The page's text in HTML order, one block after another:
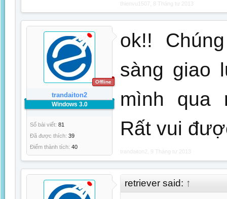
thienvu1507 8 Tháng tư 2013
Offline
trandaiton2
Windows 3.0
Số bài viết: 81
Đã được thích: 39
Điểm thành tích: 40
ok!!
sàng giao
mình qua
Rất vui
trandaiton2 9 Tháng tư 2013
retriever said: ↑